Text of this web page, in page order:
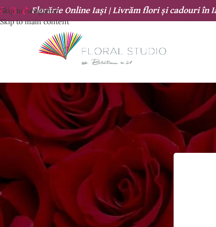
Skip to navigation
Skip to main content
Florărie Online Iași | Livrăm flori și cadouri în
COȘ CUMPARATURI
Nu ai niciun produs în coș.